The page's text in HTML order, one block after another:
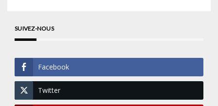
SUIVEZ-NOUS
Facebook
Twitter